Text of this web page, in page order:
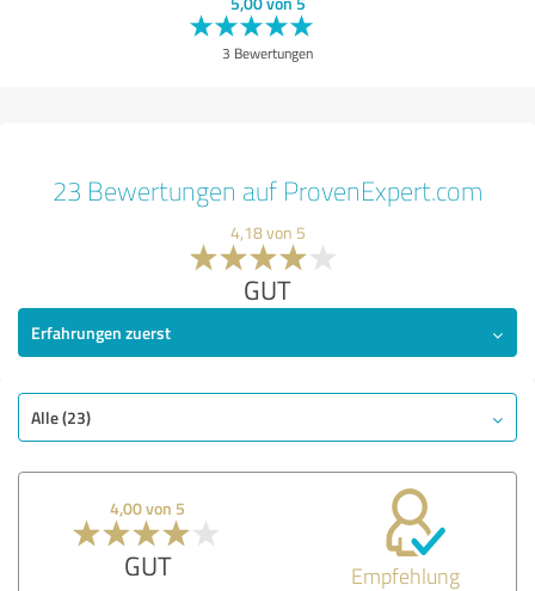
3 Bewertungen
23 Bewertungen auf ProvenExpert.com
4,18 von 5
GUT
Erfahrungen zuerst
Alle (23)
4,00 von 5
GUT Empfehlung